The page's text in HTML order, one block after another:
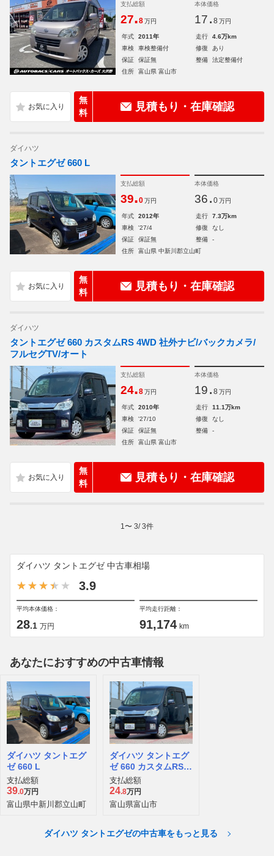
支払総額
27.8 万円
本体価格
17. 8 万円
年式 2011年 走行
4.6万km
車検
車検整備付 修復
あり
保証
保証無 整備
法定整備付
住所
富山県 富山市
無
料
見積もり・在庫確認
ダイハツ
タントエグゼ 660 L
支払総額
39.0 万円
本体価格
36. 0 万円
年式 2012年 走行
7.3万km
車検
'27/4 修復
なし
保証
保証無 整備
-
住所
富山県 中新川郡立山町
無
料
見積もり・在庫確認
ダイハツ
タントエグゼ 660 カスタムRS 4WD 社外ナビ/バックカメラ/
フルセグTV/オート
支払総額
24.8 万円
本体価格
19. 8 万円
年式 2010年 走行
11.1万km
車検
'27/10 修復
なし
保証
保証無 整備
-
住所
富山県 富山市
無
料
見積もり・在庫確認
1 〜 3/3件
ダイハツ タントエグゼ 中古車相場
3.9
平均本体価格：
28.1 万円
平均走行距離：
91,174 km
あなたにおすすめの中古車情報
ダイハツ タントエグ
ゼ 660 L
支払総額
39.0万円
富山県中新川郡立山町
ダイハツ タントエグ
ゼ 660 カスタムRS 4
WD
支払総額
24.8万円
富山県富山市
ダイハツ タントエグゼの中古車をもっと見る